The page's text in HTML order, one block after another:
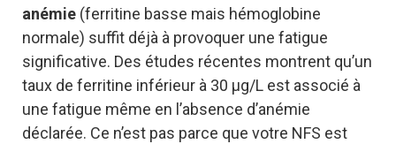
anémie (ferritine basse mais hémoglobine
normale) suffit déjà à provoquer une fatigue
significative. Des études récentes montrent qu’un
taux de ferritine inférieur à 30 µg/L est associé à
une fatigue même en l’absence d’anémie
déclarée. Ce n’est pas parce que votre NFS est